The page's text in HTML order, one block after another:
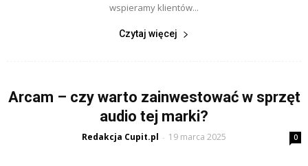
wspieramy klientów...
Czytaj więcej
Arcam – czy warto zainwestować w sprzęt
audio tej marki?
Redakcja Cupit.pl - 19 marca 2025 0